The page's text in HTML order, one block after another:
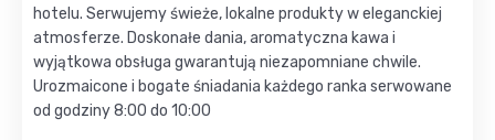
hotelu. Serwujemy świeże, lokalne produkty w eleganckiej
atmosferze. Doskonałe dania, aromatyczna kawa i
wyjątkowa obsługa gwarantują niezapomniane chwile.
Urozmaicone i bogate śniadania każdego ranka serwowane
od godziny 8:00 do 10:00